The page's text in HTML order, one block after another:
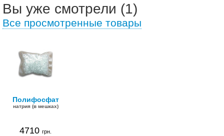
Вы уже смотрели (1)
Все просмотренные товары
Полифосфат
натрия (в мешках)
4710 грн.